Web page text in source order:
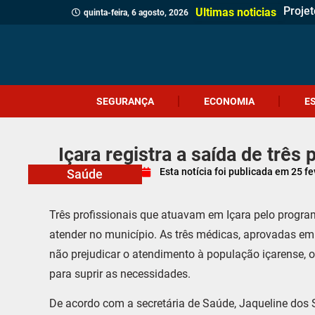
quinta-feira, 6 agosto, 2026 Ultimas noticias Dia
Içara
Idosa
SEGURANÇA ECONOMIA
Içara registra a saída de três
Saúde Esta notícia foi publicada em 25
Três profissionais que atuavam em Içara pelo
atender no município. As três médicas, aprovadas
não prejudicar o atendimento à população içarense,
para suprir as necessidades.
De acordo com a secretária de Saúde, Jaqueline